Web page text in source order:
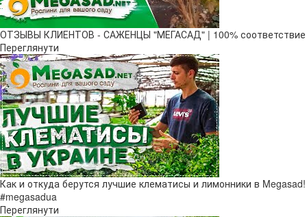
ОТЗЫВЫ КЛИЕНТОВ - САЖЕНЦЫ "МЕГАСАД" | 100% соответствие
Переглянути
Как и откуда берутся лучшие клематисы и лимонники в Megasad!
#megasadua
Переглянути